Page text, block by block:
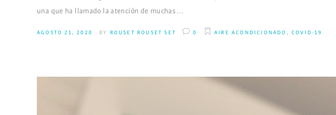
una que ha llamado la atención de muchas
AGOSTO 21, 2020 BY ROUSET ROUSET SET 0 AIRE ACONDICIONADO ,COVID-19